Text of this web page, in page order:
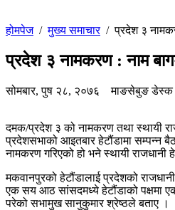
होमपेज/मुख्य समाचार/प्रदेश ३
प्रदेश ३ नामकरण : नाम
सोमबार, पुष २८, २०७६ माङसेबुङ डेस्क
दमक/प्रदेश ३ को नामकरण तथा स्थायी
प्रदेशसभाको आइतबार हेटौंडामा सम्पन्न
नामकरण गरिएको हो भने स्थायी राजधानी
मकवानपुरको हेटौंडालाई प्रदेशको
एक सय आठ सांसदमध्ये हेटौंडाको पक्षमा
परेको सभामुख सानुकुमार श्रेष्ठले बताए ।